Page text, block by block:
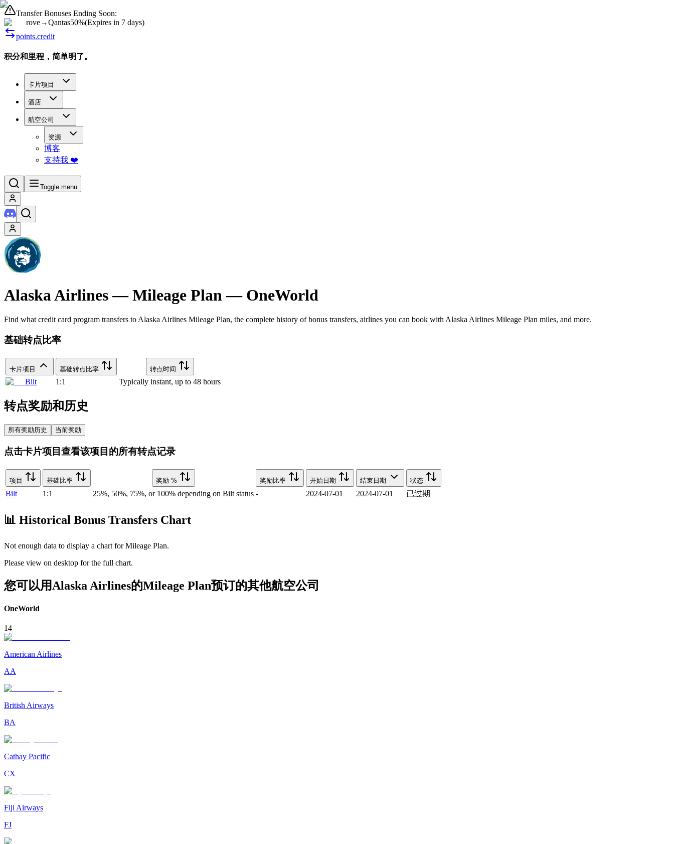
Transfer Bonuses Ending Soon:
rove→Qantas50%(Expires in 7 days)
points.credit
积分和里程，简单明了。
卡片项目
酒店
航空公司
资源
博客
支持我 ❤️
Toggle menu
Alaska Airlines—Mileage Plan — OneWorld
Find what credit card program transfers toAlaska Airlines Mileage Plan, the complete history of bonus transfers, airlines you can book withAlaska Airlines Mileage Plan miles, and more.
基础转点比率
卡片项目 基础转点比率 转点时间
Bilt 1:1 Typically instant, up to 48 hours
转点奖励和历史
所有奖励历史 当前奖励
点击卡片项目查看该项目的所有转点记录
项目 基础比率 奖励 % 奖励比率 开始日期 结束日期 状态
Bilt 1:1 25%, 50%, 75%, or 100% depending on Bilt status - 2024-07-01 2024-07-01 已过期
📊 Historical Bonus Transfers Chart
Not enough data to display a chart forMileage Plan.
Please view on desktop for the full chart.
您可以用Alaska Airlines的Mileage Plan预订的其他航空公司
OneWorld
14
American Airlines
AA
British Airways
BA
Cathay Pacific
CX
Fiji Airways
FJ